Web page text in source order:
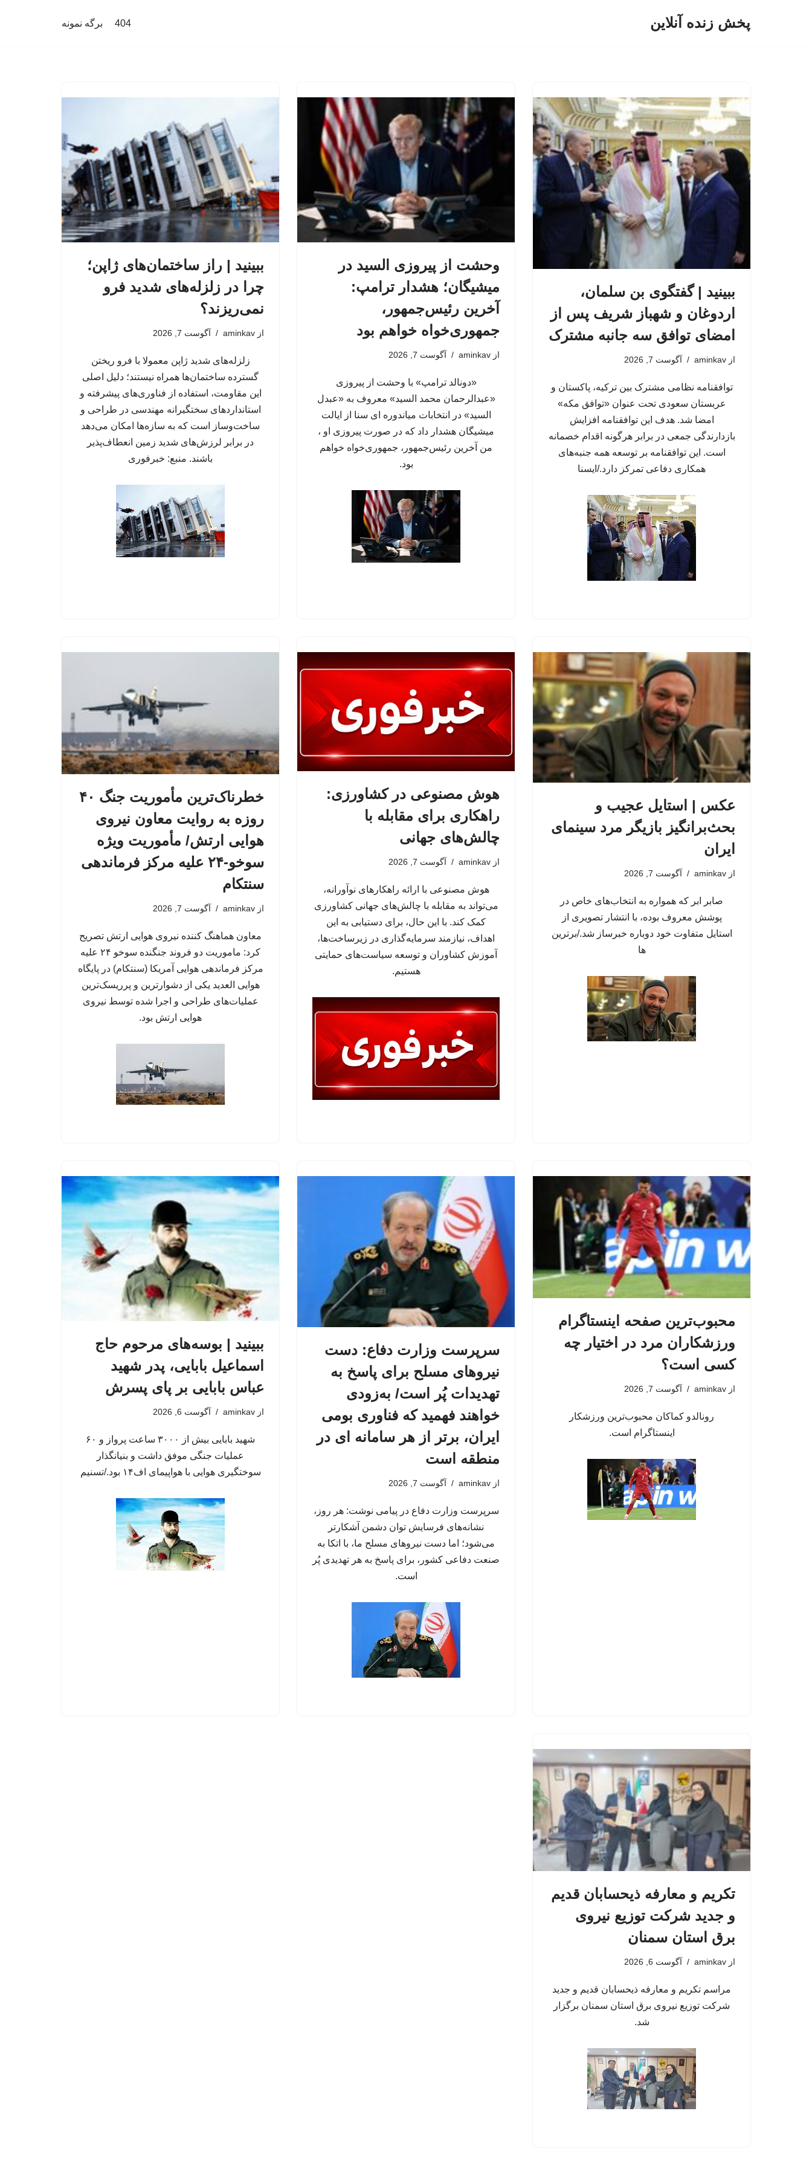
پخش زنده آنلاین 404 برگه نمونه
ببینید | گفتگوی بن سلمان،
اردوغان و شهباز شریف پس از
امضای توافق سه جانبه مشترک
از aminkav آگوست 7, 2026
توافقنامه نظامی مشترک بین ترکیه، پاکستان و
عربستان سعودی تحت عنوان «توافق مکه»
امضا شد. هدف این توافقنامه افزایش
بازدارندگی جمعی در برابر هرگونه اقدام خصمانه
است. این توافقنامه بر توسعه همه جنبه‌های
همکاری دفاعی تمرکز دارد./ایسنا
وحشت از پیروزی السید در
میشیگان؛ هشدار ترامپ:
آخرین رئیس‌جمهور،
جمهوری‌خواه خواهم بود
از aminkav آگوست 7, 2026
«دونالد ترامپ» با وحشت از پیروزی
«عبدالرحمان محمد السید» معروف به «عبدل
السید» در انتخابات میاندوره ای سنا از ایالت
میشیگان هشدار داد که در صورت پیروزی او ،
من آخرین رئیس‌جمهور، جمهوری‌‍‌خواه خواهم
بود.
ببینید | راز ساختمان‌های ژاپن؛
چرا در زلزله‌های شدید فرو
نمی‌ریزند؟
از aminkav آگوست 7, 2026
زلزله‌های شدید ژاپن معمولا با فرو ریختن
گسترده ساختمان‌ها همراه نیستند؛ دلیل اصلی
این مقاومت، استفاده از فناوری‌های پیشرفته و
استانداردهای سختگیرانه مهندسی در طراحی و
ساخت‌وساز است که به سازه‌ها امکان می‌دهد
در برابر لرزش‌های شدید زمین انعطاف‌پذیر
باشند. منبع: خبرفوری
عکس | استایل عجیب و
بحث‌برانگیز بازیگر مرد سینمای
ایران
از aminkav آگوست 7, 2026
صابر ابر که همواره به انتخاب‌های خاص در
پوشش معروف بوده، با انتشار تصویری از
استایل متفاوت خود دوباره خبرساز شد./برترین
ها
هوش مصنوعی در کشاورزی:
راهکاری برای مقابله با
چالش‌های جهانی
از aminkav آگوست 7, 2026
هوش مصنوعی با ارائه راهکارهای نوآورانه،
می‌تواند به مقابله با چالش‌های جهانی کشاورزی
کمک کند. با این حال، برای دستیابی به این
اهداف، نیازمند سرمایه‌گذاری در زیرساخت‌ها،
آموزش کشاوران و توسعه سیاست‌های حمایتی
هستیم.
خطرناک‌ترین مأموریت جنگ ۴۰
روزه به روایت معاون نیروی
هوایی ارتش/ مأموریت ویژه
سوخو-۲۴ علیه مرکز فرماندهی
سنتکام
از aminkav آگوست 7, 2026
معاون هماهنگ کننده نیروی هوایی ارتش تصریح
کرد: ماموریت دو فروند جنگنده سوخو ۲۴ علیه
مرکز فرماندهی هوایی آمریکا (سنتکام) در پایگاه
هوایی العدید یکی از دشوارترین و پرریسک‌ترین
عملیات‌های طراحی و اجرا شده توسط نیروی
هوایی ارتش بود.
محبوب‌ترین صفحه اینستاگرام
ورزشکاران مرد در اختیار چه
کسی است؟
از aminkav آگوست 7, 2026
رونالدو کماکان محبوب‌ترین ورزشکار
اینستاگرام است.
سرپرست وزارت دفاع: دست
نیروهای مسلح برای پاسخ به
تهدیدات پُر است/ به‌زودی
خواهند فهمید که فناوری بومی
ایران، برتر از هر سامانه ای در
منطقه است
از aminkav آگوست 7, 2026
سرپرست وزارت دفاع در پیامی نوشت: هر روز،
نشانه‌های فرسایش توان دشمن آشکارتر
می‌شود؛ اما دست نیروهای مسلح ما، با اتکا به
صنعت دفاعی کشور، برای پاسخ به هر تهدیدی پُر
است.
ببینید | بوسه‌های مرحوم حاج
اسماعیل بابایی، پدر شهید
عباس بابایی بر پای پسرش
از aminkav آگوست 6, 2026
شهید بابایی بیش از ۳۰۰۰ ساعت پرواز و ۶۰
عملیات جنگی موفق داشت و بنیانگذار
سوختگیری هوایی با هواپیمای اف۱۴ بود./تسنیم
تکریم و معارفه ذیحسابان قدیم
و جدید شرکت توزیع نیروی
برق استان سمنان
از aminkav آگوست 6, 2026
مراسم تکریم و معارفه ذیحسابان قدیم و جدید
شرکت توزیع نیروی برق استان سمنان برگزار
شد.